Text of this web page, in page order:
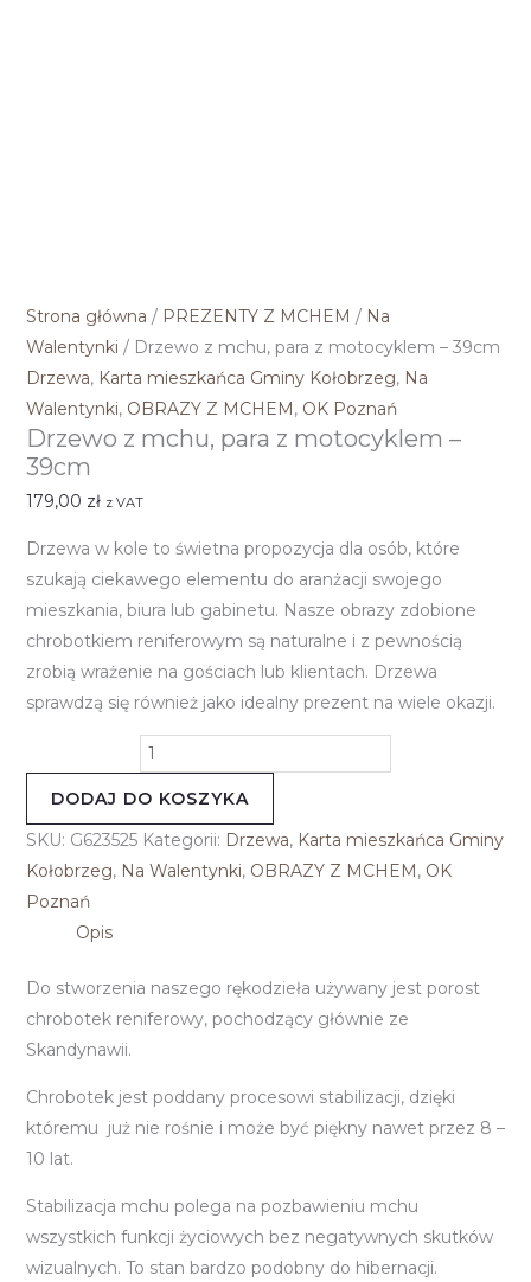
Strona główna / PREZENTY Z MCHEM / Na
Walentynki / Drzewo z mchu, para z motocyklem – 39cm
Drzewa, Karta mieszkańca Gminy Kołobrzeg, Na
Walentynki, OBRAZY Z MCHEM, OK Poznań
Drzewo z mchu, para z motocyklem –
39cm
179,00 zł z VAT
Drzewa w kole to świetna propozycja dla osób, które
szukają ciekawego elementu do aranżacji swojego
mieszkania, biura lub gabinetu. Nasze obrazy zdobione
chrobotkiem reniferowym są naturalne i z pewnością
zrobią wrażenie na gościach lub klientach. Drzewa
sprawdzą się również jako idealny prezent na wiele okazji.
DODAJ DO KOSZYKA
SKU: G623525 Kategorii: Drzewa, Karta mieszkańca Gminy
Kołobrzeg, Na Walentynki, OBRAZY Z MCHEM, OK
Poznań
Opis
Do stworzenia naszego rękodzieła używany jest porost
chrobotek reniferowy, pochodzący głównie ze
Skandynawii.
Chrobotek jest poddany procesowi stabilizacji, dzięki
któremu już nie rośnie i może być piękny nawet przez 8 –
10 lat.
Stabilizacja mchu polega na pozbawieniu mchu
wszystkich funkcji życiowych bez negatywnych skutków
wizualnych. To stan bardzo podobny do hibernacji.